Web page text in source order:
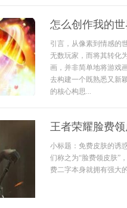
怎么创作我的
引言，从像素到情感的
无数玩家，而将其转化
画，并非简单地将游戏
去构建一个既熟悉又新
的核心构思...
王者荣耀脸费
小标题：免费皮肤的诱
们称之为“脸费领皮肤”
费二字本身就拥有强大